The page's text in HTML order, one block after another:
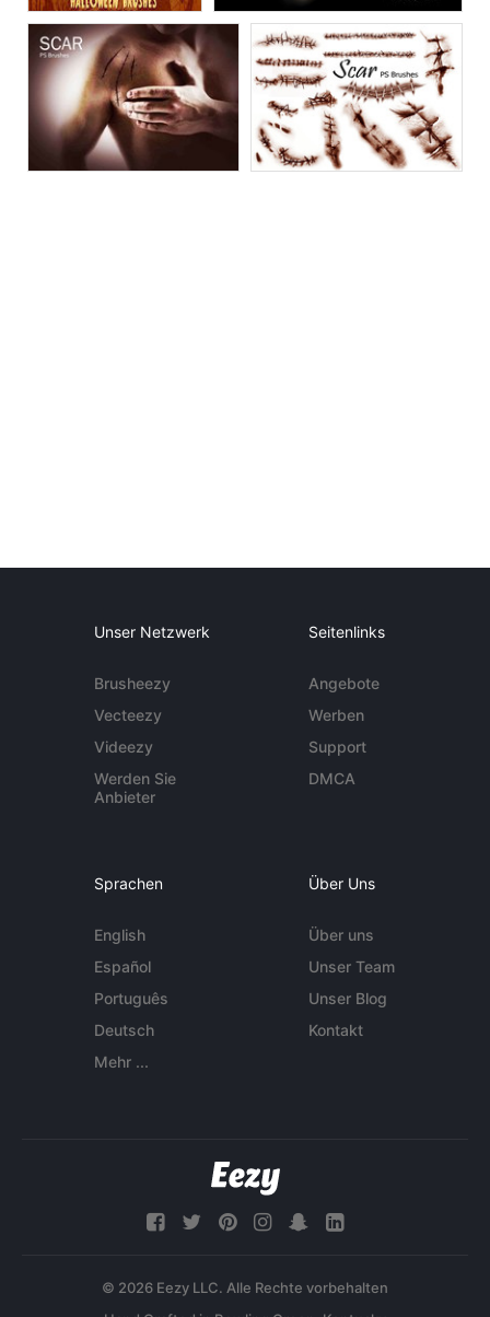
Unser Netzwerk
Brusheezy
Vecteezy
Videezy
Werden Sie
Anbieter
Seitenlinks
Angebote
Werben
Support
DMCA
Sprachen
English
Español
Português
Deutsch
Mehr ...
Über Uns
Über uns
Unser Team
Unser Blog
Kontakt
© 2026 Eezy LLC. Alle Rechte vorbehalten